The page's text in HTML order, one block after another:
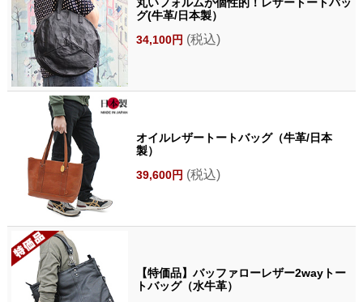
グ(牛革/日本製）
34,100円 (税込)
オイルレザートートバッグ（牛革/日本
製）
39,600円 (税込)
【特価品】バッファローレザー2wayトー
トバッグ（水牛革）